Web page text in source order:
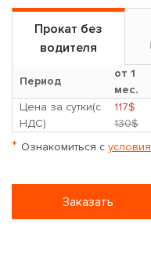
Прокат без
водителя
Период
от 1
мес.
Цена за сутки(с
НДС)
117$
130$
* Ознакомиться с
Заказать